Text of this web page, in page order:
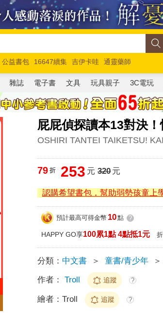
公益書包 16647續集 吉伊卡哇
通靈藥師
馬斯克 玩具總動員5 超慢跑
雜誌 電子書 文具 玩具親子 3C電玩
屁屁偵探讀本13對決
OSHIRI TANTEI TAIKETSU!
79 折 253 元 320元
認購希望書包，幫助弱勢孩童上
預計最高可得金幣 10點 ?
HAPPY GO享100累1點 4點抵1元
分類： 中文書 ＞ 童書/青少年 ＞
作者： Troll 追蹤 ?
繪者：Troll 追蹤 ?